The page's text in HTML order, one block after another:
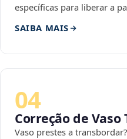
específicas para liberar a
SAIBA MAIS
04
Correção de
Vaso prestes a